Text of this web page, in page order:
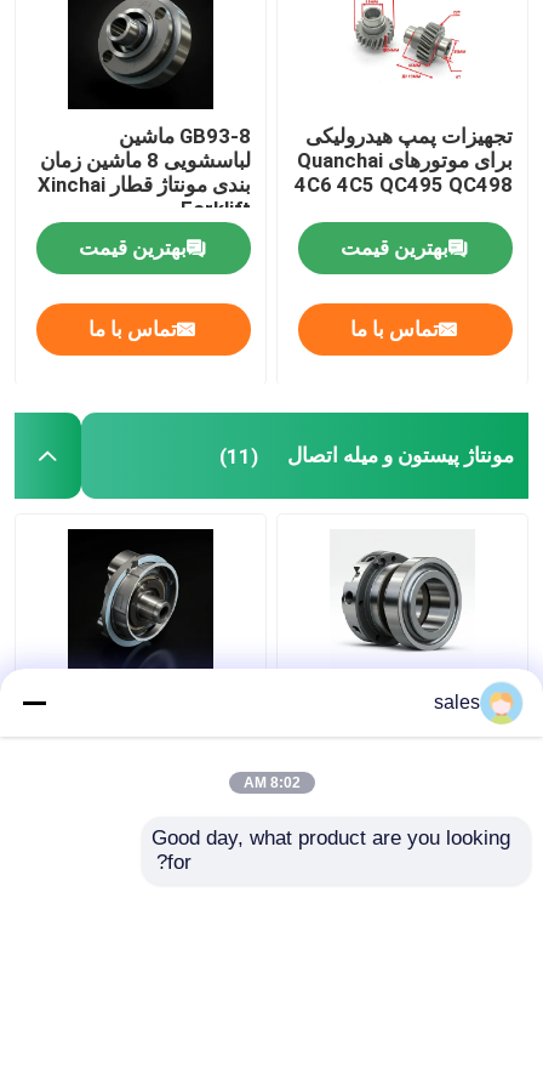
تجهیزات پمپ هیدرولیکی
برای موتورهای Quanchai
4C6 4C5 QC495 QC498
بهترین قیمت
تماس با ما
GB93-8 ماشین
لباسشویی 8 ماشین زمان
بندی مونتاژ قطار Xinchai
Forklift
بهترین قیمت
تماس با ما
مونتاژ پیستون و میله اتصال (11)
فشرده سازی دوم برای
sales
8:02 AM
Good day, what product are you looking
for?